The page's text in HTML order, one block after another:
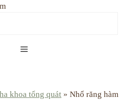
Menu
khoa tổng quát » Nhổ răng hàm